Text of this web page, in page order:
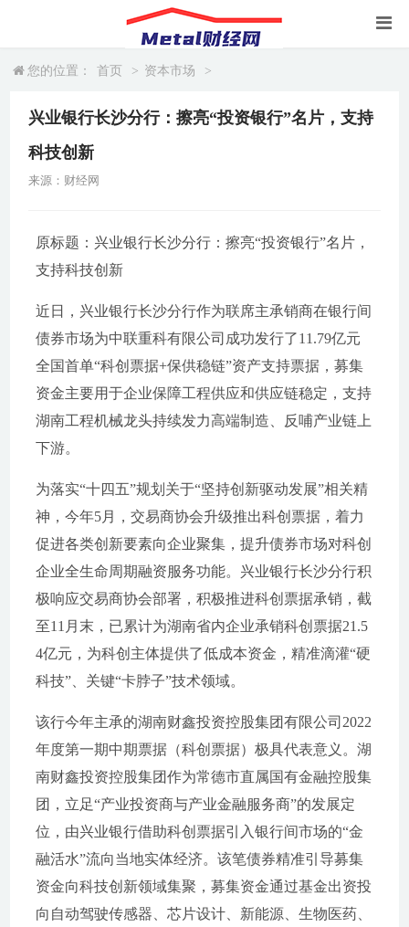
您的位置： 首页 > 资本市场 >
兴业银行长沙分行：擦亮“投资银行”名片，支持
科技创新
来源：财经网
原标题：兴业银行长沙分行：擦亮“投资银行”名片，
支持科技创新
近日，兴业银行长沙分行作为联席主承销商在银行间
债券市场为中联重科有限公司成功发行了11.79亿元
全国首单“科创票据+保供稳链”资产支持票据，募集
资金主要用于企业保障工程供应和供应链稳定，支持
湖南工程机械龙头持续发力高端制造、反哺产业链上
下游。
为落实“十四五”规划关于“坚持创新驱动发展”相关精
神，今年5月，交易商协会升级推出科创票据，着力
促进各类创新要素向企业聚集，提升债券市场对科创
企业全生命周期融资服务功能。兴业银行长沙分行积
极响应交易商协会部署，积极推进科创票据承销，截
至11月末，已累计为湖南省内企业承销科创票据21.5
4亿元，为科创主体提供了低成本资金，精准滴灌“硬
科技”、关键“卡脖子”技术领域。
该行今年主承的湖南财鑫投资控股集团有限公司2022
年度第一期中期票据（科创票据）极具代表意义。湖
南财鑫投资控股集团作为常德市直属国有金融控股集
团，立足“产业投资商与产业金融服务商”的发展定
位，由兴业银行借助科创票据引入银行间市场的“金
融活水”流向当地实体经济。该笔债券精准引导募集
资金向科技创新领域集聚，募集资金通过基金出资投
向自动驾驶传感器、芯片设计、新能源、生物医药、